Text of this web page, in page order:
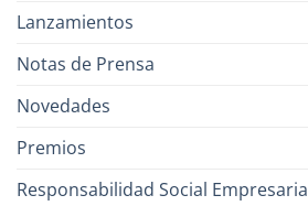
Lanzamientos
Notas de Prensa
Novedades
Premios
Responsabilidad Social Empresaria